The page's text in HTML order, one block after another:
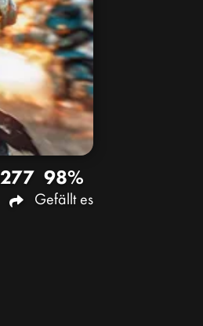
277 98%
Gefällt es